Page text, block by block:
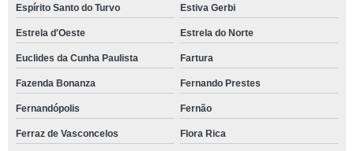
Espírito Santo do Turvo Estiva Gerbi
Estrela d'Oeste Estrela do Norte
Euclides da Cunha Paulista Fartura
Fazenda Bonanza Fernando Prestes
Fernandópolis Fernão
Ferraz de Vasconcelos Flora Rica